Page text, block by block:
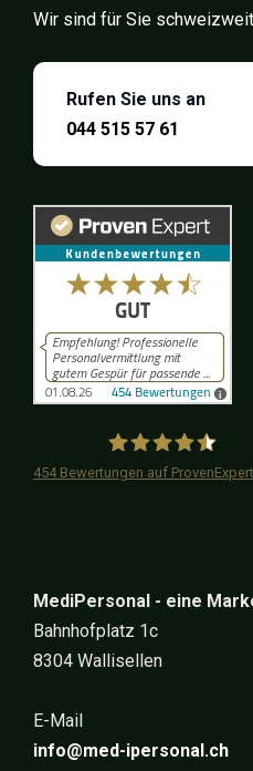
Wir sind für Sie
Rufen Sie uns an
044 515 57 61
454Bewertungen auf
MediPersonal - eine
Bahnhofplatz 1c
8304 Wallisellen
E-Mail
info@med-ipersonal.ch